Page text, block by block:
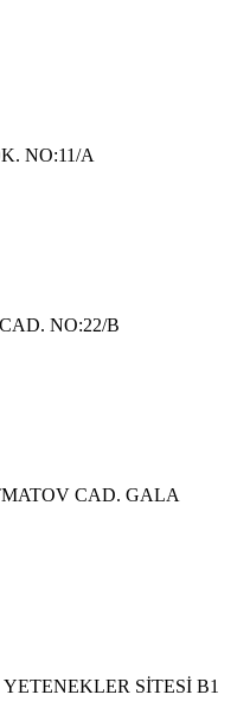
NO:11/A
NO:22/B
CAD. GALA
SİTESİ B1